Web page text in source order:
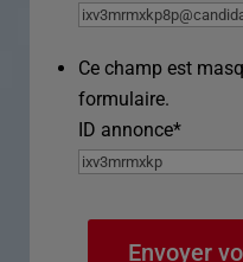
Ce champ est
formulaire.
ID annonce*